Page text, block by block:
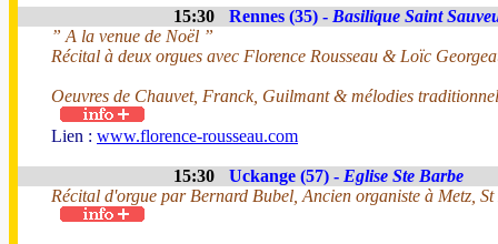
15:30 Rennes (35) - Basilique Saint
” A la venue de Noël ”
Récital à deux orgues avec Florence Rousseau & Loïc
Oeuvres de Chauvet, Franck, Guilmant & mélodies
Lien : www.florence-rousseau.com
15:30 Uckange (57) - Eglise Ste Barbe
Récital d'orgue par Bernard Bubel, Ancien organiste à Metz,